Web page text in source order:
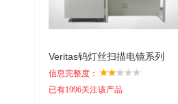
Veritas钨灯丝扫描电镜系列
信息完整度：
已有1996关注该产品